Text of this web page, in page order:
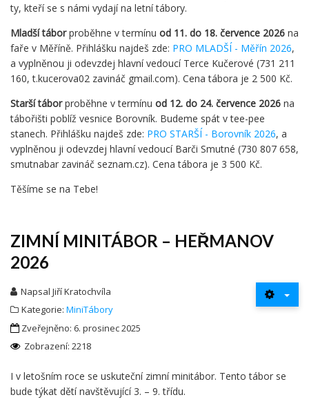
ty, kteří se s námi vydají na letní tábory.
Mladší táborproběhne v termínu od 11. do 18. července 2026 na
faře v Měříně. Přihlášku najdeš zde: PRO MLADŠÍ - Měřín 2026,
a vyplněnou ji odevzdej hlavní vedoucí Terce Kučerové (731 211
160, t.kucerova02 zavináč gmail.com). Cena tábora je 2 500 Kč.
Starší táborproběhne v termínu od 12. do 24. července 2026 na
tábořišti poblíž vesnice Borovník. Budeme spát v tee-pee
stanech. Přihlášku najdeš zde: PRO STARŠÍ - Borovník 2026, a
vyplněnou ji odevzdej hlavní vedoucí Barči Smutné (730 807 658,
smutnabar zavináč seznam.cz). Cena tábora je 3 500 Kč.
Těšíme se na Tebe!
ZIMNÍ MINITÁBOR – HEŘMANOV
2026
NapsalJiří Kratochvíla
Kategorie: MiniTábory
Zveřejněno: 6. prosinec 2025
Zobrazení: 2218
I v letošním roce se uskuteční zimní minitábor. Tento tábor se
bude týkat dětí navštěvující 3. – 9. třídu.